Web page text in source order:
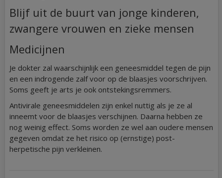
Blijf uit de buurt van jonge kinderen,
zwangere vrouwen en zieke mensen
Medicijnen
Je dokter zal waarschijnlijk een geneesmiddel tegen de pijn
en een indrogende zalf voor op de blaasjes voorschrijven.
Soms geeft je arts je ook ontstekingsremmers.
Antivirale geneesmiddelen zijn enkel nuttig als je ze al
inneemt voor de blaasjes verschijnen. Daarna hebben ze
nog weinig effect. Soms worden ze wel aan oudere mensen
gegeven omdat ze het risico op (ernstige) post-
herpetische pijn verkleinen.